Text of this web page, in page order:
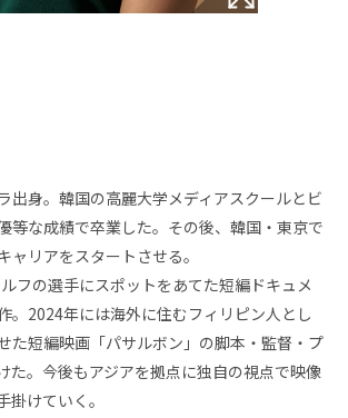
出身。韓国の高麗大学メディアスクールとビ
等な成績で卒業した。その後、韓国・東京で
ャリアをスタートさせる。
フの選手にスポットをあてた短編ドキュメ
。2024年には海外に住むフィリピン人とし
た短編映画「パサルボン」の脚本・監督・プ
た。今後もアジアを拠点に独自の視点で映像
掛けていく。